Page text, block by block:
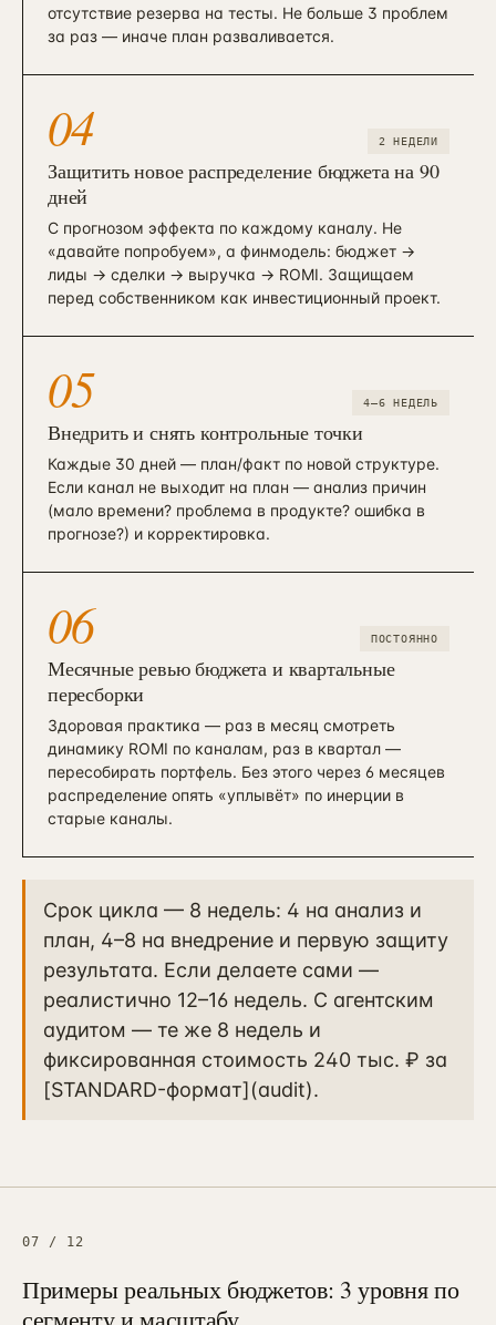
отсутствие резерва на тесты. Не больше 3 проблем
за раз — иначе план разваливается.
04 2 НЕДЕЛИ
Защитить новое распределение бюджета на 90
дней
С прогнозом эффекта по каждому каналу. Не
«давайте попробуем», а финмодель: бюджет →
лиды → сделки → выручка → ROMI. Защищаем
перед собственником как инвестиционный проект.
05 4–6 НЕДЕЛЬ
Внедрить и снять контрольные точки
Каждые 30 дней — план/факт по новой структуре.
Если канал не выходит на план — анализ причин
(мало времени? проблема в продукте? ошибка в
прогнозе?) и корректировка.
06 ПОСТОЯННО
Месячные ревью бюджета и квартальные
пересборки
Здоровая практика — раз в месяц смотреть
динамику ROMI по каналам, раз в квартал —
пересобирать портфель. Без этого через 6 месяцев
распределение опять «уплывёт» по инерции в
старые каналы.
Срок цикла — 8 недель: 4 на анализ и
план, 4–8 на внедрение и первую защиту
результата. Если делаете сами —
реалистично 12–16 недель. С агентским
аудитом — те же 8 недель и
фиксированная стоимость 240 тыс. ₽ за
[STANDARD-формат](audit).
07 / 12
Примеры реальных бюджетов: 3 уровня по